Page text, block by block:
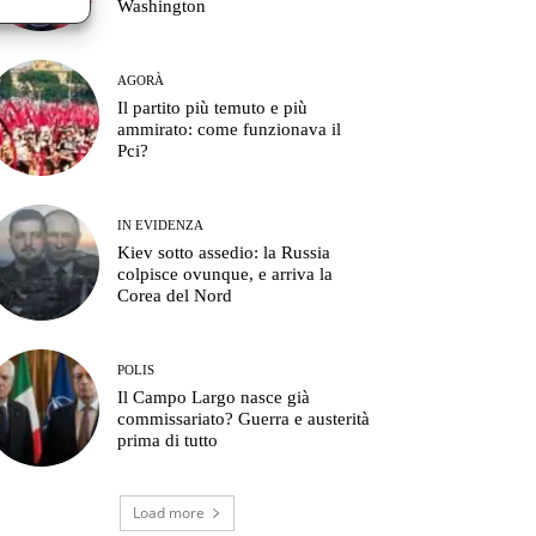
Washington
AGORÀ
Il partito più temuto e più
ammirato: come funzionava il
Pci?
IN EVIDENZA
Kiev sotto assedio: la Russia
colpisce ovunque, e arriva la
Corea del Nord
POLIS
Il Campo Largo nasce già
commissariato? Guerra e austerità
prima di tutto
Load more